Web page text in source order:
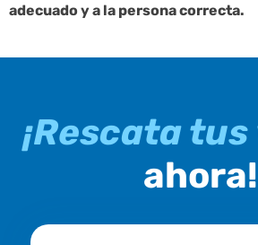
adecuado y a la persona correcta.
¡Rescata
ahora!